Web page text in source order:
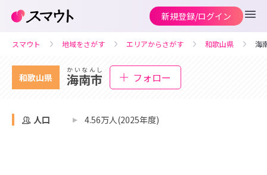
新規登録/ログイン
スマウト 地域をさがす エリアからさがす 和歌山県 海
和歌山県
かいなんし
海南市 フォロー
人口 4.56万人(2025年度)